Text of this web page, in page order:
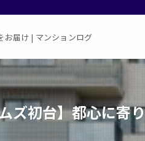
お届け | マンションログ
ズ初台】都心に寄